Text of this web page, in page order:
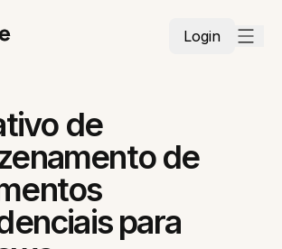
Login
de
de
para